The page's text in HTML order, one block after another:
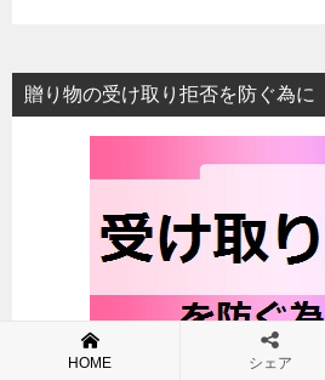
贈り物の受け取り拒否を防ぐ為に
HOME シェア